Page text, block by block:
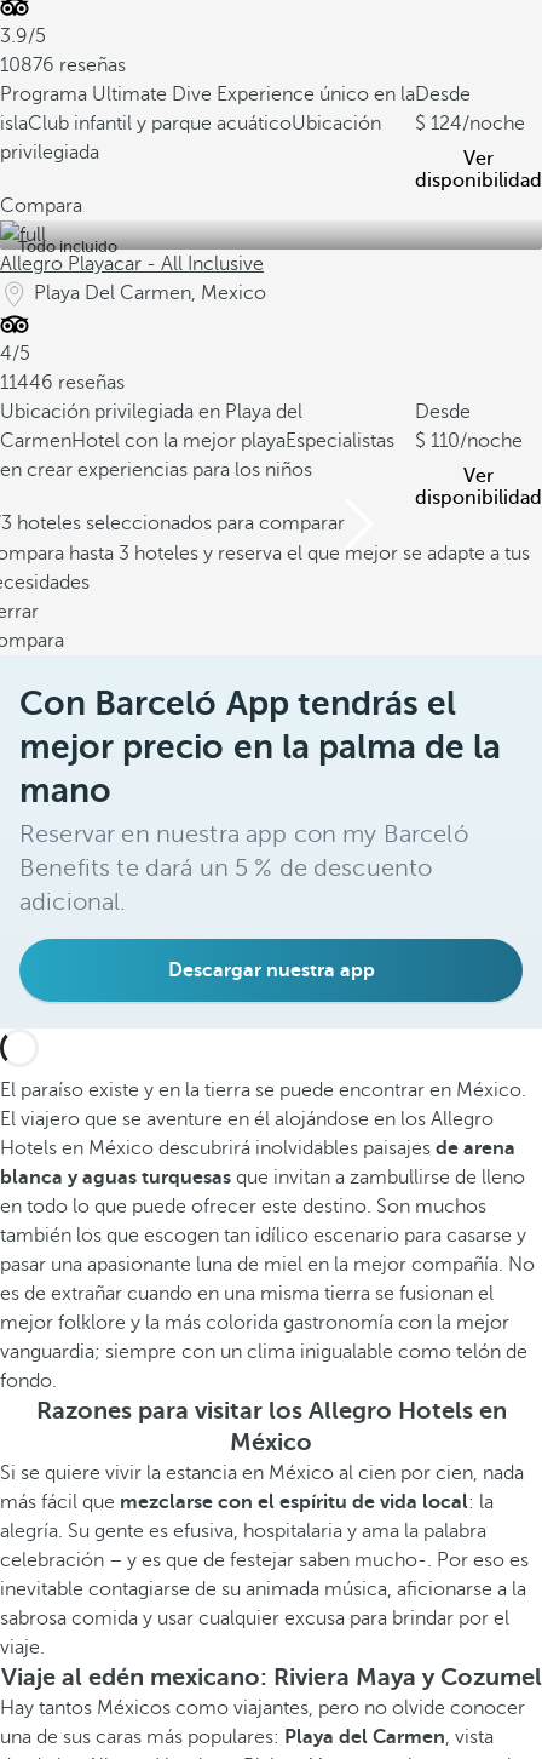
3.9/5
10876 reseñas
Programa Ultimate Dive Experience único en la
islaClub infantil y parque acuáticoUbicación
privilegiada
Desde
124/noche
Ver
disponibilidad
Compara
Todo incluido
Allegro Playacar - All Inclusive
Playa Del Carmen, Mexico
4/5
11446 reseñas
Ubicación privilegiada en Playa del
CarmenHotel con la mejor playaEspecialistas
en crear experiencias para los niños
Desde
110/noche
Ver
disponibilidad
hoteles seleccionados para comparar
hasta 3 hoteles y reserva el que mejor se adapte a tus
Con Barceló App tendrás el
mejor precio en la palma de la
mano
Reservar en nuestra app con my Barceló
Benefits te dará un 5 % de descuento
adicional.
Descargar nuestra app
El paraíso existe y en la tierra se puede encontrar en México.
El viajero que se aventure en él alojándose en los Allegro
Hotels en México descubrirá inolvidables paisajes de arena
blanca y aguas turquesas que invitan a zambullirse de lleno
en todo lo que puede ofrecer este destino. Son muchos
también los que escogen tan idílico escenario para casarse y
pasar una apasionante luna de miel en la mejor compañía. No
es de extrañar cuando en una misma tierra se fusionan el
mejor folklore y la más colorida gastronomía con la mejor
vanguardia; siempre con un clima inigualable como telón de
fondo.
Razones para visitar los Allegro Hotels en
México
Si se quiere vivir la estancia en México al cien por cien, nada
más fácil que mezclarse con el espíritu de vida local: la
alegría. Su gente es efusiva, hospitalaria y ama la palabra
celebración – y es que de festejar saben mucho-. Por eso es
inevitable contagiarse de su animada música, aficionarse a la
sabrosa comida y usar cualquier excusa para brindar por el
viaje.
Viaje al edén mexicano: Riviera Maya y Cozumel
Hay tantos Méxicos como viajantes, pero no olvide conocer
una de sus caras más populares: Playa del Carmen, vista